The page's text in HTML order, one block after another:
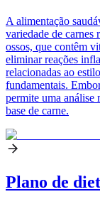
A alimentação
variedade de carnes
ossos, que contêm
eliminar reações
relacionadas ao
fundamentais.
permite uma análise
base de carne.
Plano de